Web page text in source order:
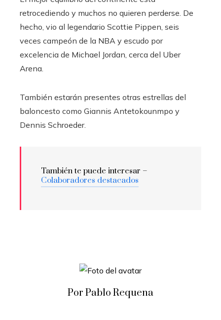
retrocediendo y muchos no quieren perderse. De
hecho, vio al legendario Scottie Pippen, seis
veces campeón de la NBA y escudo por
excelencia de Michael Jordan, cerca del Uber
Arena.
También estarán presentes otras estrellas del
baloncesto como Giannis Antetokounmpo y
Dennis Schroeder.
También te puede interesar –
Colaboradores destacados
Por Pablo Requena